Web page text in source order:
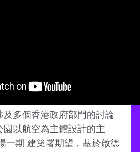
及多個香港政府部門的討論
以航空為主體設計的主
一期 建築署期望，基於啟德